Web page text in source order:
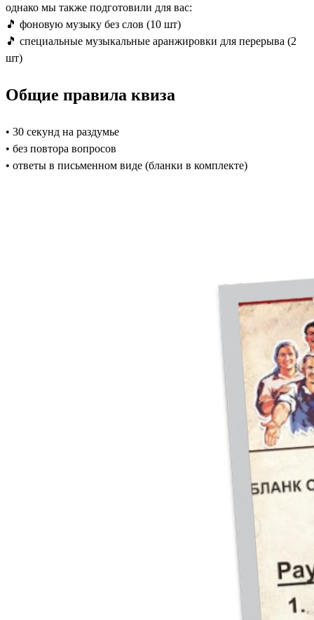
однако мы также подготовили для вас:
🎵 фоновую музыку без слов (10 шт)
🎵 специальные музыкальные аранжировки для перерыва (2
шт)
Общие правила квиза
• 30 секунд на раздумье
• без повтора вопросов
• ответы в письменном виде (бланки в комплекте)